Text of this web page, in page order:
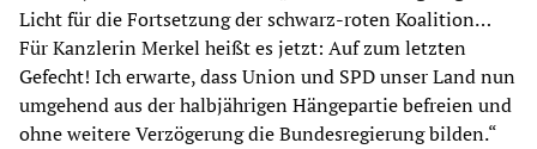
Licht für die Fortsetzung der schwarz-roten Koalition…
Für Kanzlerin Merkel heißt es jetzt: Auf zum letzten
Gefecht! Ich erwarte, dass Union und SPD unser Land nun
umgehend aus der halbjährigen Hängepartie befreien und
ohne weitere Verzögerung die Bundesregierung bilden.“